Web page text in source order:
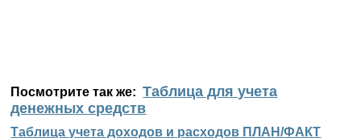
Посмотрите так же:Таблица для учета
денежных средств
Таблица учета доходов и расходов ПЛАН/ФАКТ